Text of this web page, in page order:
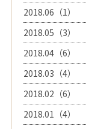
2018.06（1）
2018.05（3）
2018.04（6）
2018.03（4）
2018.02（6）
2018.01（4）